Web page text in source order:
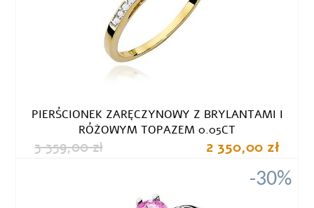
PIERŚCIONEK ZARĘCZYNOWY Z BRYLANTAMI I
RÓŻOWYM TOPAZEM 0.05CT
3 359,00 zł 2 350,00 zł
-30%